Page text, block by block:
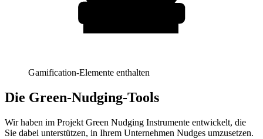
Gamification-Elemente enthalten
Die Green-Nudging-Tools
Wir haben im Projekt Green Nudging Instrumente entwickelt, die
Sie dabei unterstützen, in Ihrem Unternehmen Nudges umzusetzen.